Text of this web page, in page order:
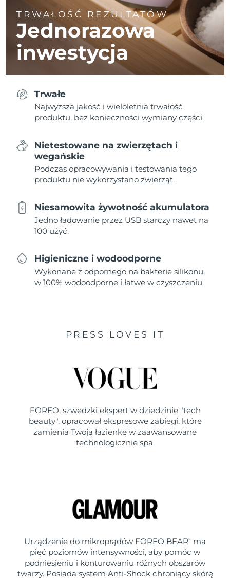
TRWAŁOŚĆ REZULTATÓW
Jednorazowa
inwestycja
Trwałe
Najwyższa jakość i wieloletnia trwałość
produktu, bez konieczności wymiany części.
Nietestowane na zwierzętach i
wegańskie
Podczas opracowywania i testowania tego
produktu nie wykorzystano zwierząt.
Niesamowita żywotność akumulatora
Jedno ładowanie przez USB starczy nawet na
100 użyć.
Higieniczne i wodoodporne
Wykonane z odpornego na bakterie silikonu,
w 100% wodoodporne i łatwe w czyszczeniu.
PRESS LOVES IT
FOREO, szwedzki ekspert w dziedzinie "tech
beauty", opracował ekspresowe zabiegi, które
zamienia Twoją łazienkę w zaawansowane
technologicznie spa.
Urządzenie do mikroprądów FOREO BEAR ™
ma
pięć poziomów intensywności, aby pomóc w
podniesieniu i konturowaniu różnych obszarów
twarzy. Posiada system Anti-Shock chroniący skórę